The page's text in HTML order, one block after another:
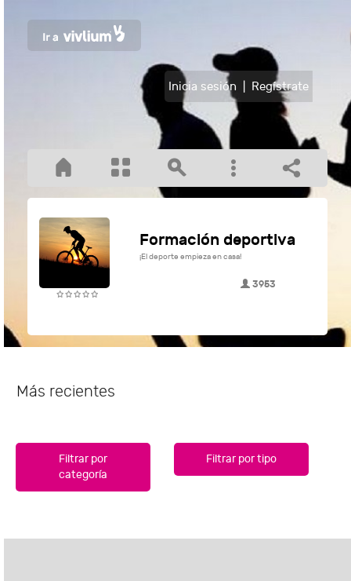
Inicia sesión Regístrate
Formación deportiva
¡El deporte empieza en casa!
3953
Más recientes
Filtrar por
categoría
Filtrar por tipo